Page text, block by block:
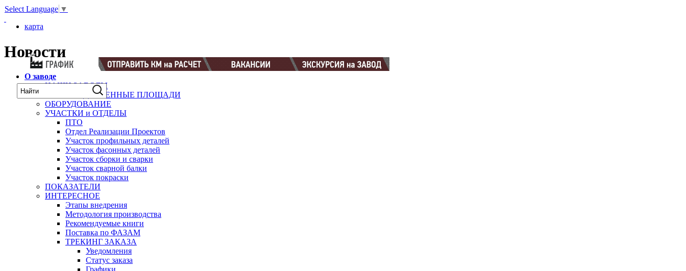
Select Language ▼
карта
Новости
О заводе
НАШИ ЗАВОДЫ
ПРОИЗВОДСТВЕННЫЕ ПЛОЩАДИ
ОБОРУДОВАНИЕ
УЧАСТКИ и ОТДЕЛЫ
ПТО
Отдел Реализации Проектов
Участок профильных деталей
Участок фасонных деталей
Участок сборки и сварки
Участок сварной балки
Участок покраски
ПОКАЗАТЕЛИ
ИНТЕРЕСНОЕ
Этапы внедрения
Методология производства
Рекомендуемые книги
Поставка по ФАЗАМ
ТРЕКИНГ ЗАКАЗА
Уведомления
Статус заказа